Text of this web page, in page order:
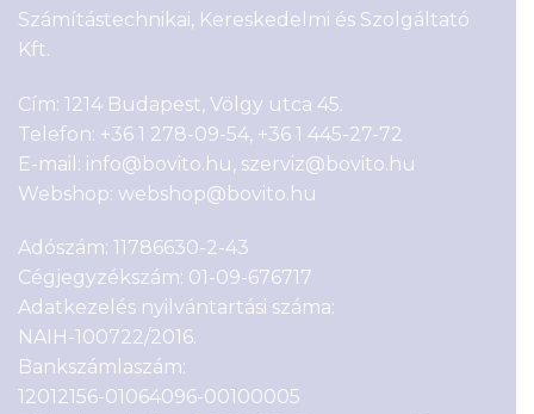
Számítástechnikai, Kereskedelmi és Szolgáltató
Kft.
Cím: 1214 Budapest, Völgy utca 45.
Telefon: +36 1 278-09-54, +36 1 445-27-72
E-mail: info@bovito.hu, szerviz@bovito.hu
Webshop: webshop@bovito.hu
Adószám: 11786630-2-43
Cégjegyzékszám: 01-09-676717
Adatkezelés nyilvántartási száma:
NAIH-100722/2016.
Bankszámlaszám:
12012156-01064096-00100005